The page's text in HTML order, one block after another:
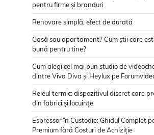
pentru firme și branduri
Renovare simplă, efect de durată
Casă sau apartament? Cum știi care
bună pentru tine?
Cum alegi cel mai bun studio de
dintre Viva Diva și Heylux pe
Releul termic: dispozitivul discret care
din fabrici și locuințe
Espressor în Custodie: Ghidul Complet
Premium fără Costuri de Achiziție